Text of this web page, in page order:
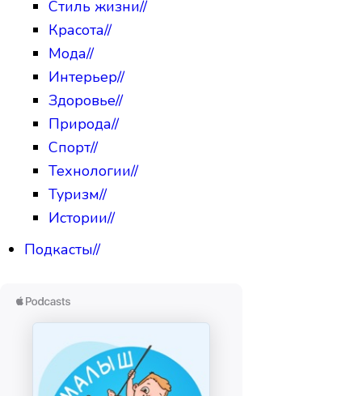
Стиль жизни//
Красота//
Мода//
Интерьер//
Здоровье//
Природа//
Спорт//
Технологии//
Туризм//
Истории//
Подкасты//